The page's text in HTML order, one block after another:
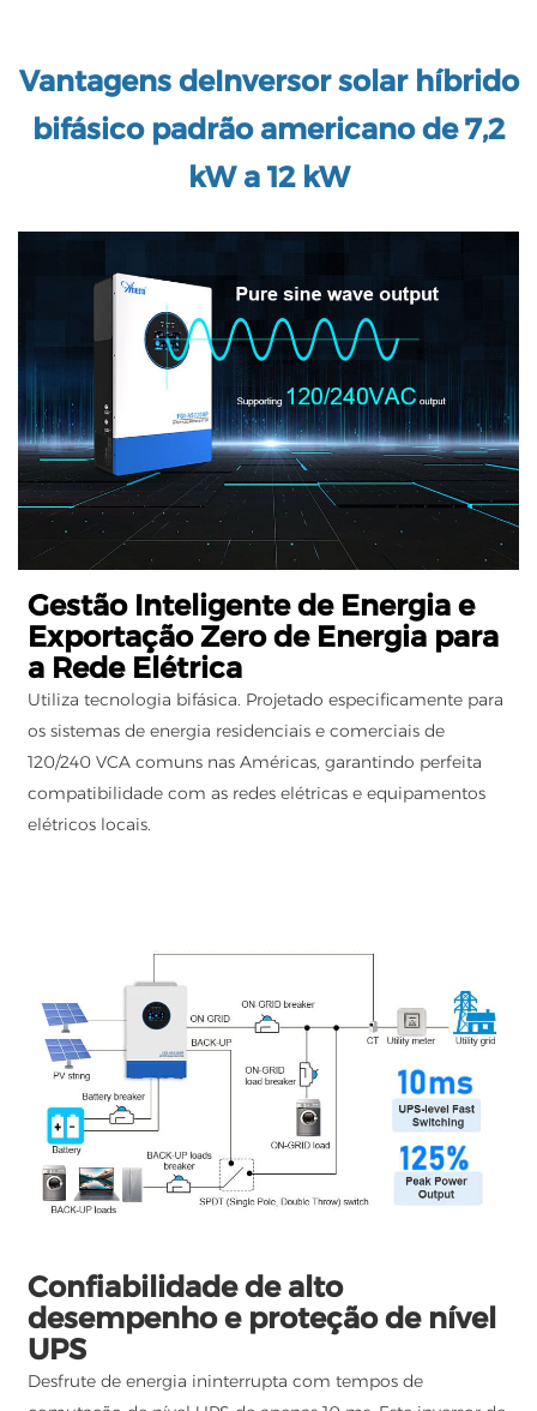
Vantagens deInversor solar híbrido
bifásico padrão americano de 7,2
kW a 12 kW
Gestão Inteligente de Energia e
Exportação Zero de Energia para
a Rede Elétrica
Utiliza tecnologia bifásica. Projetado especificamente para
os sistemas de energia residenciais e comerciais de
120/240 VCA comuns nas Américas, garantindo perfeita
compatibilidade com as redes elétricas e equipamentos
elétricos locais.
Confiabilidade de alto
desempenho e proteção de nível
UPS
Desfrute de energia ininterrupta com tempos de